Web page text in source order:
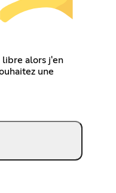
libre alors j'en
une